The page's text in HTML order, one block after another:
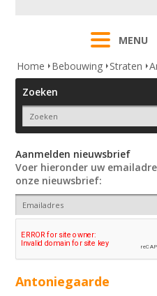
MENU
Home
Bebouwing Straten
Zoeken
Aanmelden nieuwsbrief
Voer hieronder uw
onze nieuwsbrief:
Antoniegaarde